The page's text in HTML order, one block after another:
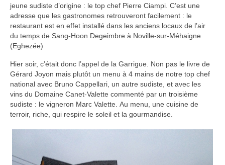
jeune sudiste d’origine : le top chef Pierre Ciampi. C’est une
adresse que les gastronomes retrouveront facilement : le
restaurant est en effet installé dans les anciens locaux de l’air
du temps de Sang-Hoon Degeimbre à Noville-sur-Méhaigne
(Eghezée)
Hier soir, c’était donc l’appel de la Garrigue. Non pas le livre de
Gérard Joyon mais plutôt un menu à 4 mains de notre top chef
national avec Bruno Cappellari, un autre sudiste, et avec les
vins du Domaine Canet-Valette commenté par un troisième
sudiste : le vigneron Marc Valette. Au menu, une cuisine de
terroir, riche, qui respire le soleil et la gourmandise.